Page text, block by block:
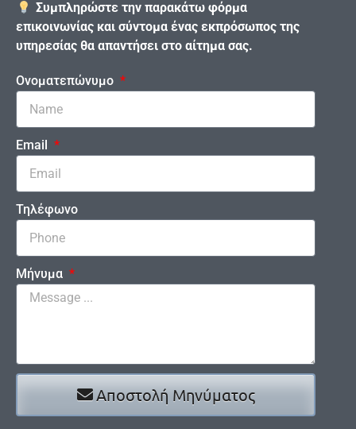
Συμπληρώστε την παρακάτω φόρμα
επικοινωνίας και σύντομα ένας εκπρόσωπος της
υπηρεσίας θα απαντήσει στο αίτημα σας.
Ονοματεπώνυμο
Email
Τηλέφωνο
Μήνυμα
Αποστολή Μηνύματος